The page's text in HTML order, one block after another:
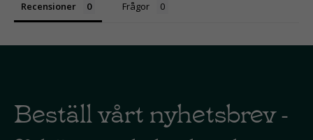
Recensioner Frågor
Beställ vårt nyhetsbrev -